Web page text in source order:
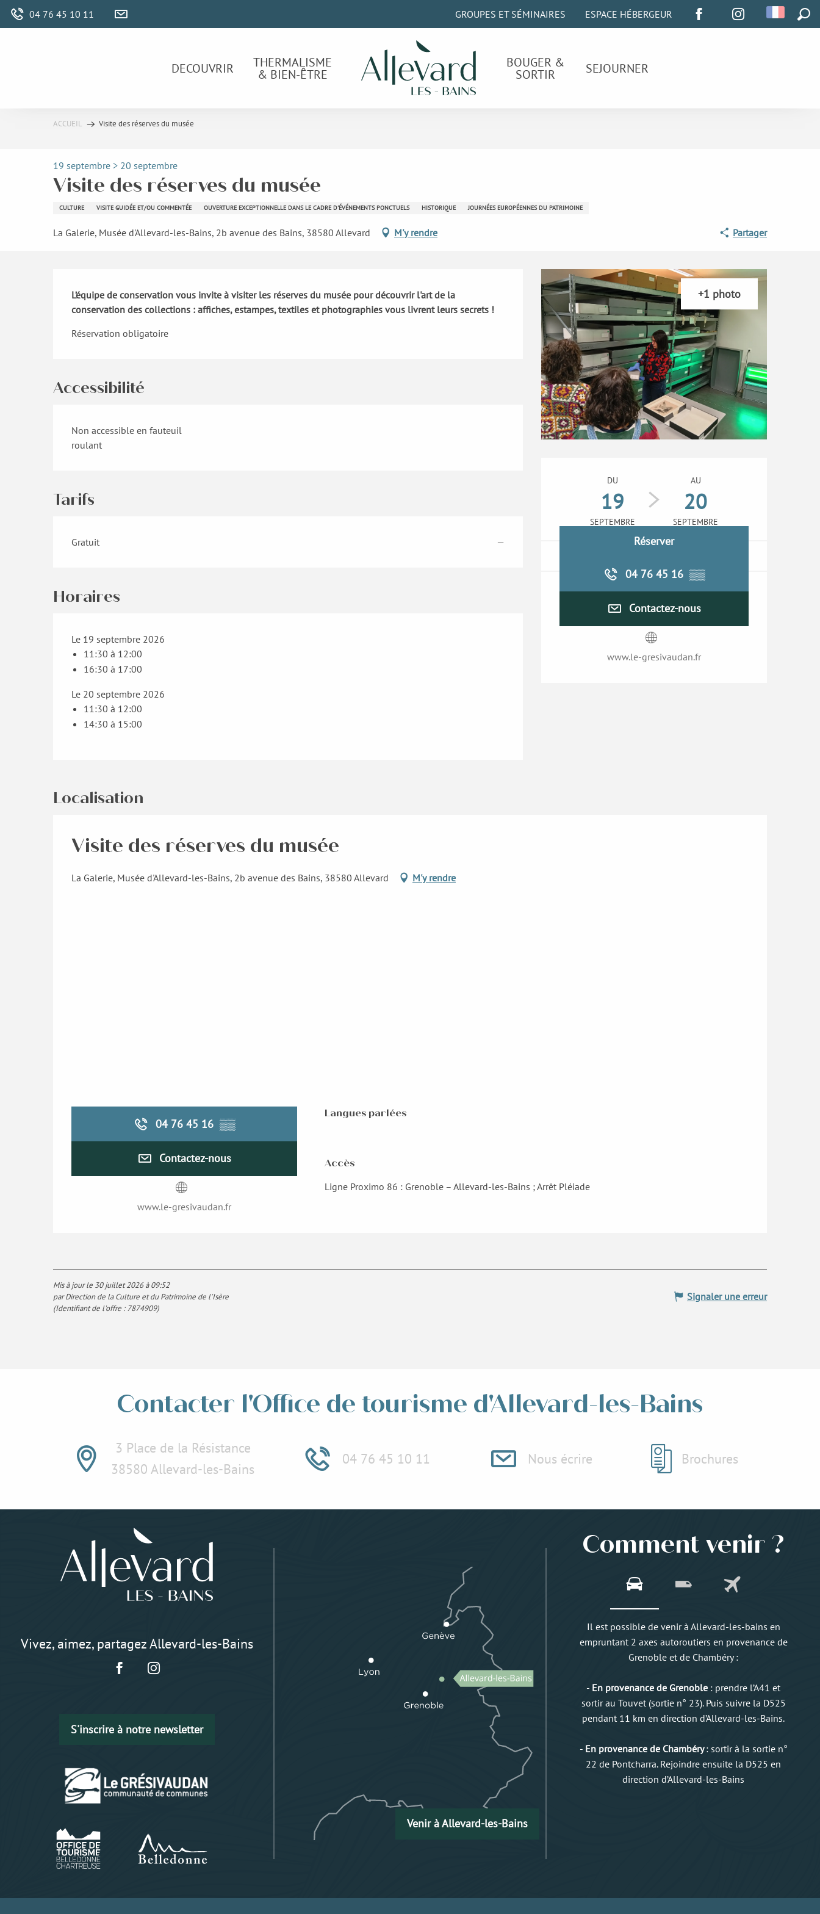
Aller
04 76 45 10 11 GROUPES ET SÉMINAIRES ESPACE HÉBERGEUR
DECOUVRIR THERMALISME
& BIEN-ÊTRE
BOUGER &
SORTIR SEJOURNER
ACCUEIL Visite des réserves du musée
19 septembre > 20 septembre
Visite des réserves du musée
CULTURE VISITE GUIDÉE ET/OU COMMENTÉE OUVERTURE EXCEPTIONNELLE DANS LE CADRE D'ÉVÉNEMENTS PONCTUELS HISTORIQUE JOURNÉES EUROPÉENNES DU PATRIMOINE
La Galerie, Musée d'Allevard-les-Bains, 2b avenue des Bains, 38580 Allevard M'y rendre Partager
+1 photo
Ouverture et
DU
19
SEPTEMBRE
AU
20
SEPTEMBRE
Réserver
04 76 45 16 ▒▒
Contactez-nous
www.le-gresivaudan.fr
Description
L’équipe de conservation vous invite à visiter les réserves du musée pour découvrir l'art de la
conservation des collections : affiches, estampes, textiles et photographies vous livrent leurs secrets !
Réservation obligatoire
Accessibilité
Non accessible en fauteuil
roulant
Tarifs
Gratuit —
Horaires
Le 19 septembre 2026
11:30 à 12:00
16:30 à 17:00
Le 20 septembre 2026
11:30 à 12:00
14:30 à 15:00
Localisation
Visite des réserves du musée
La Galerie, Musée d'Allevard-les-Bains, 2b avenue des Bains, 38580 Allevard M'y rendre
04 76 45 16 ▒▒
Contactez-nous
www.le-gresivaudan.fr
Langues parlées
Langues parlées
Accès
Accès
Ligne Proximo 86 : Grenoble – Allevard-les-Bains ; Arrêt Pléiade
Mis à jour le 30 juillet 2026 à 09:52
par Direction de la Culture et du Patrimoine de l'Isère
(Identifiant de l'offre :7874909)
Signaler une erreur
Contacter l'Office de tourisme d'Allevard-les-Bains
3 Place de la Résistance
38580 Allevard-les-Bains
04 76 45 10 11 Nous écrire Brochures
Vivez, aimez, partagez Allevard-les-Bains
S'inscrire à notre newsletter
Venir à Allevard-les-Bains
Comment venir ?
Il est possible de venir à Allevard-les-bains en
empruntant 2 axes autoroutiers en provenance de
Grenoble et de Chambéry :
- En provenance de Grenoble : prendre l’A41 et
sortir au Touvet (sortie n° 23). Puis suivre la D525
pendant 11 km en direction d’Allevard-les-Bains.
- En provenance de Chambéry: sortir à la sortie n°
22 de Pontcharra. Rejoindre ensuite la D525 en
direction d’Allevard-les-Bains